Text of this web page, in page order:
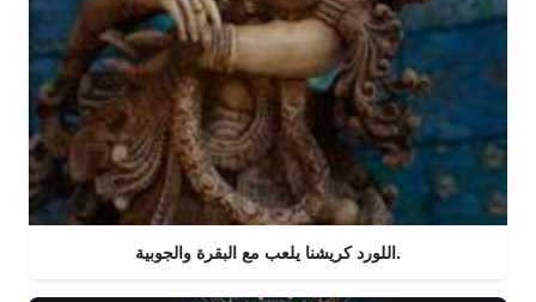
اللورد كريشنا يلعب مع البقرة والجوبية.